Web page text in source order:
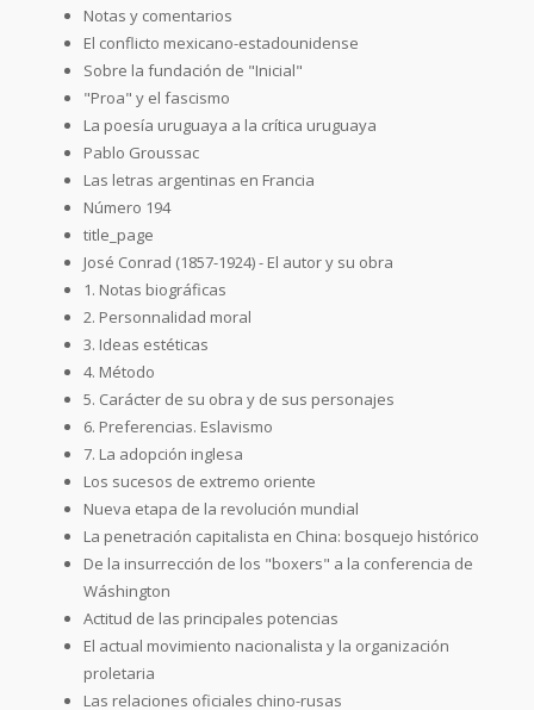
Notas y comentarios
El conflicto mexicano-estadounidense
Sobre la fundación de "Inicial"
"Proa" y el fascismo
La poesía uruguaya a la crítica uruguaya
Pablo Groussac
Las letras argentinas en Francia
Número 194
title_page
José Conrad (1857-1924) - El autor y su obra
1. Notas biográficas
2. Personnalidad moral
3. Ideas estéticas
4. Método
5. Carácter de su obra y de sus personajes
6. Preferencias. Eslavismo
7. La adopción inglesa
Los sucesos de extremo oriente
Nueva etapa de la revolución mundial
La penetración capitalista en China: bosquejo histórico
De la insurrección de los "boxers" a la conferencia de
Wáshington
Actitud de las principales potencias
El actual movimiento nacionalista y la organización
proletaria
Las relaciones oficiales chino-rusas